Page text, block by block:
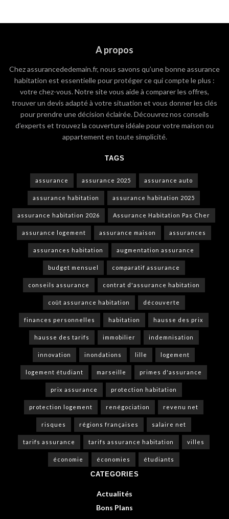
A propos
Chez assurancededemain.fr, nous savons qu’une bonne assurance
habitation est essentielle pour protéger ce qui compte le plus :
votre chez-vous. Notre site vous aide à comparer les offres,
trouver un devis adapté à votre situation et vous donner les clés
pour prendre une décision éclairée. Découvrez nos conseils
d’experts et trouvez la couverture idéale pour votre maison ou
appartement en toute simplicité.
TAGS
assurance assurance 2025 assurance auto
assurance habitation assurance habitation 2025
assurance habitation 2026 Assurance Habitation Pas Cher
assurance logement assurance maison assurances
assurances habitation augmentation assurance
budget mensuel comparatif assurance
conseils assurance contrat d'assurance habitation
coût assurance habitation découverte
finances personnelles habitation hausse des prix
hausse des tarifs immobilier indemnisation
innovation inondations lille logement
logement étudiant marseille primes d'assurance
prix assurance protection habitation
protection logement renégociation revenu net
risques régions françaises salaire net
tarifs assurance tarifs assurance habitation villes
économie économies étudiants
CATEGORIES
Actualités
Bons Plans